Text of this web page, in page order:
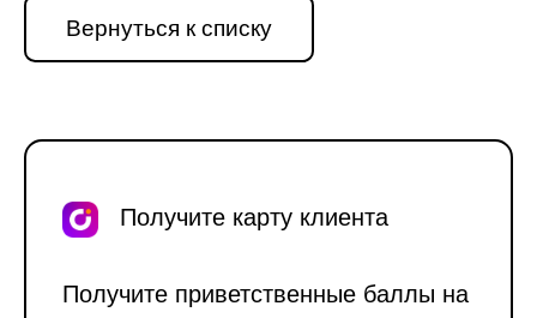
Получите карту клиента
Получите приветственные баллы на
Вернуться к списку